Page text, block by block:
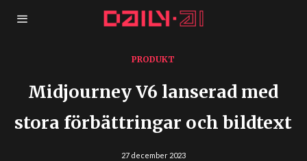
PRODUKT
Midjourney V6 lanserad med
stora förbättringar och bildtext
27 december 2023